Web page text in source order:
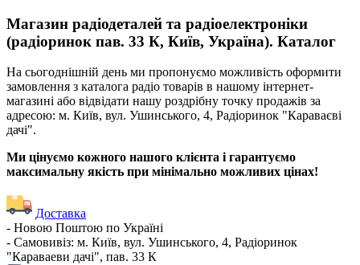
Магазин радіодеталей та радіоелектроніки
(радіоринок пав. 33 К, Київ, Україна). Каталог
На сьогоднішній день ми пропонуємо можливість оформити
замовлення з каталога радіо товарів в нашому інтернет-
магазині або відвідати нашу роздрібну точку продажів за
адресою: м. Київ, вул. Ушинського, 4, Радіоринок "Караваєві
дачі".
Ми цінуємо кожного нашого клієнта і гарантуємо
максимальну якість при мінімально можливих цінах!
Доставка
- Новою Поштою по Україні
- Самовивіз: м. Київ, вул. Ушинського, 4, Радіоринок
"Караваеви дачі", пав. 33 К